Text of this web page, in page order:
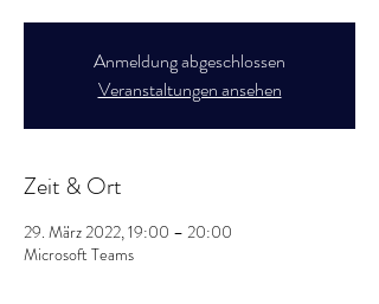
Anmeldung abgeschlossen
Veranstaltungen ansehen
Zeit & Ort
29. März 2022, 19:00 – 20:00
Microsoft Teams